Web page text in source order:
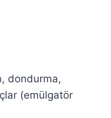
dondurma,
(emülgatör